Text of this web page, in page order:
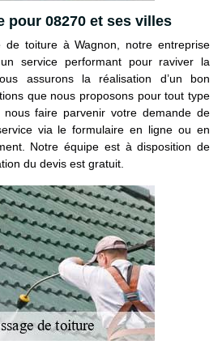
pour 08270 et ses villes
de toiture à Wagnon, notre entreprise
service performant pour raviver la
assurons la réalisation d’un bon
que nous proposons pour tout type
faire parvenir votre demande de
via le formulaire en ligne ou en
Notre équipe est à disposition de
du devis est gratuit.